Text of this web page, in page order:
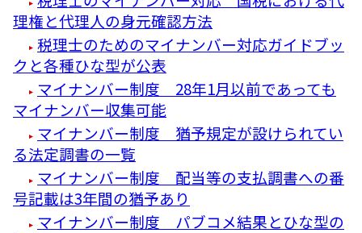
理権と代理人の身元確認方法
税理士のためのマイナンバー対応ガイドブッ
クと各種ひな型が公表
マイナンバー制度 28年1月以前であっても
マイナンバー収集可能
マイナンバー制度 猶予規定が設けられてい
る法定調書の一覧
マイナンバー制度 配当等の支払調書への番
号記載は3年間の猶予あり
マイナンバー制度 パブコメ結果とひな型の